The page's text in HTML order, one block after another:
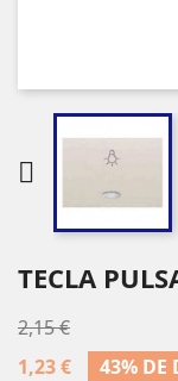

TECLA
2,15 €
1,23 €
43% DE